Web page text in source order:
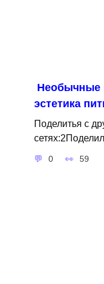
Необычные
эстетика
Поделитья с
0 59